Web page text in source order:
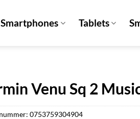
Tablets
Venu Sq 2
0753759304904